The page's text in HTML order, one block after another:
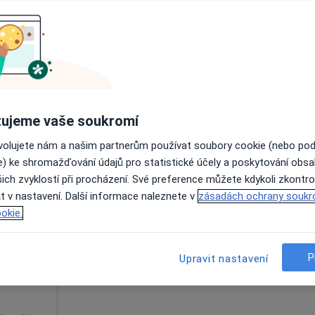
·
Dnes Zítra Út
11 Srpen
St
12
Online rezervace termínu není k
vaše soukromí
nám a našim partnerům používat soubory cookie (nebo
ke shromažďování údajů pro statistické účely a poskytování
zvyklostí při procházení. Své preference můžete kdykoli
v nastavení. Další informace naleznete v zásadách ochrany
Upravit nastavení